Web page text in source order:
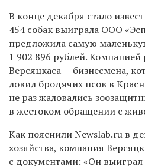
В конце декабря стало
454 собак выиграла ООО
предложила самую
1 902 896 рублей.
Версяцкаса — бизнесмена,
ловил бродячих псов в
не раз жаловались
в жестоком обращении с
Как пояснилиNewslab.ru в
хозяйства, компания
с документами: «Он выиграл